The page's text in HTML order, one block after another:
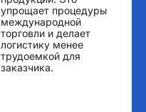
упрощает процедуры
международной
торговли и делает
логистику менее
трудоемкой для
заказчика.